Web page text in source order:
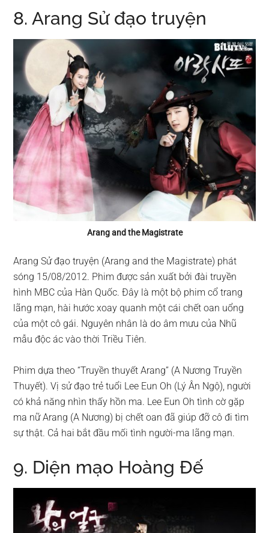
8. Arang Sử đạo truyện
Arang and the Magistrate
Arang Sử đạo truyện (Arang and the Magistrate) phát
sóng 15/08/2012. Phim được sản xuất bởi đài truyền
hình MBC của Hàn Quốc. Đây là một bộ phim cổ trang
lãng mạn, hài hước xoay quanh một cái chết oan uổng
của một cô gái. Nguyên nhân là do âm mưu của Nhũ
mẫu độc ác vào thời Triều Tiên.
Phim dựa theo “Truyền thuyết Arang” (A Nương Truyền
Thuyết). Vị sử đạo trẻ tuổi Lee Eun Oh (Lý Ân Ngộ), người
có khả năng nhìn thấy hồn ma. Lee Eun Oh tình cờ gặp
ma nữ Arang (A Nương) bị chết oan đã giúp đỡ cô đi tìm
sự thật. Cả hai bắt đầu mối tình người-ma lãng mạn.
9. Diện mạo Hoàng Đế